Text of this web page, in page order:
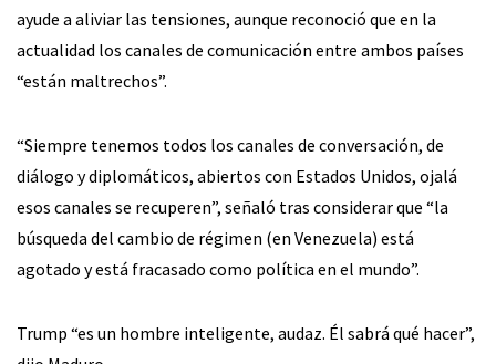
ayude a aliviar las tensiones, aunque reconoció que en la
actualidad los canales de comunicación entre ambos países
“están maltrechos”.
“Siempre tenemos todos los canales de conversación, de
diálogo y diplomáticos, abiertos con Estados Unidos, ojalá
esos canales se recuperen”, señaló tras considerar que “la
búsqueda del cambio de régimen (en Venezuela) está
agotado y está fracasado como política en el mundo”.
Trump “es un hombre inteligente, audaz. Él sabrá qué hacer”,